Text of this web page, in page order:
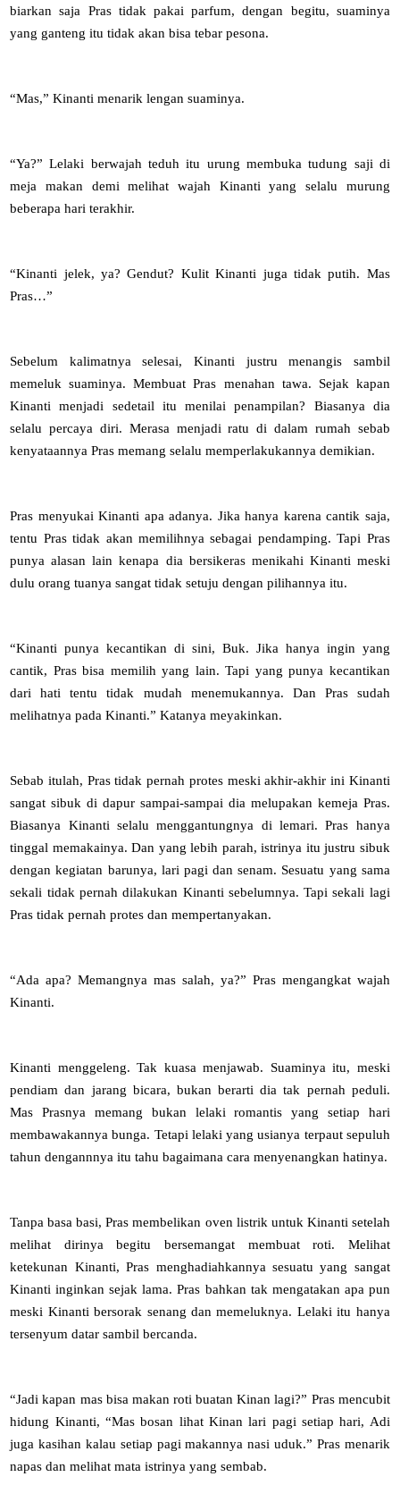
biarkan saja Pras tidak pakai parfum, dengan begitu, suaminya
yang ganteng itu tidak akan bisa tebar pesona.
“Mas,” Kinanti menarik lengan suaminya.
“Ya?” Lelaki berwajah teduh itu urung membuka tudung saji di
meja makan demi melihat wajah Kinanti yang selalu murung
beberapa hari terakhir.
“Kinanti jelek, ya? Gendut? Kulit Kinanti juga tidak putih. Mas
Pras…”
Sebelum kalimatnya selesai, Kinanti justru menangis sambil
memeluk suaminya. Membuat Pras menahan tawa. Sejak kapan
Kinanti menjadi sedetail itu menilai penampilan? Biasanya dia
selalu percaya diri. Merasa menjadi ratu di dalam rumah sebab
kenyataannya Pras memang selalu memperlakukannya demikian.
Pras menyukai Kinanti apa adanya. Jika hanya karena cantik saja,
tentu Pras tidak akan memilihnya sebagai pendamping. Tapi Pras
punya alasan lain kenapa dia bersikeras menikahi Kinanti meski
dulu orang tuanya sangat tidak setuju dengan pilihannya itu.
“Kinanti punya kecantikan di sini, Buk. Jika hanya ingin yang
cantik, Pras bisa memilih yang lain. Tapi yang punya kecantikan
dari hati tentu tidak mudah menemukannya. Dan Pras sudah
melihatnya pada Kinanti.” Katanya meyakinkan.
Sebab itulah, Pras tidak pernah protes meski akhir-akhir ini Kinanti
sangat sibuk di dapur sampai-sampai dia melupakan kemeja Pras.
Biasanya Kinanti selalu menggantungnya di lemari. Pras hanya
tinggal memakainya. Dan yang lebih parah, istrinya itu justru sibuk
dengan kegiatan barunya, lari pagi dan senam. Sesuatu yang sama
sekali tidak pernah dilakukan Kinanti sebelumnya. Tapi sekali lagi
Pras tidak pernah protes dan mempertanyakan.
“Ada apa? Memangnya mas salah, ya?” Pras mengangkat wajah
Kinanti.
Kinanti menggeleng. Tak kuasa menjawab. Suaminya itu, meski
pendiam dan jarang bicara, bukan berarti dia tak pernah peduli.
Mas Prasnya memang bukan lelaki romantis yang setiap hari
membawakannya bunga. Tetapi lelaki yang usianya terpaut sepuluh
tahun dengannnya itu tahu bagaimana cara menyenangkan hatinya.
Tanpa basa basi, Pras membelikan oven listrik untuk Kinanti setelah
melihat dirinya begitu bersemangat membuat roti. Melihat
ketekunan Kinanti, Pras menghadiahkannya sesuatu yang sangat
Kinanti inginkan sejak lama. Pras bahkan tak mengatakan apa pun
meski Kinanti bersorak senang dan memeluknya. Lelaki itu hanya
tersenyum datar sambil bercanda.
“Jadi kapan mas bisa makan roti buatan Kinan lagi?” Pras mencubit
hidung Kinanti, “Mas bosan lihat Kinan lari pagi setiap hari, Adi
juga kasihan kalau setiap pagi makannya nasi uduk.” Pras menarik
napas dan melihat mata istrinya yang sembab.